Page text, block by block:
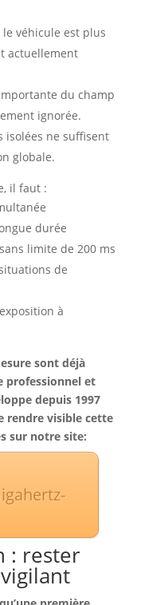
le véhicule est plus
actuellement
du champ
ignorée.
isolées ne suffisent
globale.
il faut :
durée
limite de 200 ms
de
à
sont déjà
professionnel et
depuis 1997
rendre visible cette
sur notre site:
: rester